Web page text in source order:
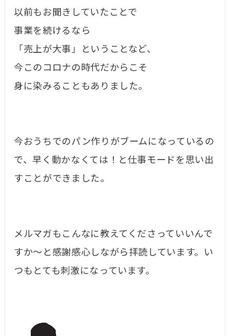
以前もお聞きしていたことで
事業を続けるなら
「売上が大事」ということなど、
今このコロナの時代だからこそ
身に染みることもありました。
今おうちでのパン作りがブームになっているの
で、早く動かなくては！と仕事モードを思い出
すことができました。
メルマガもこんなに教えてくださっていいんで
すか〜と感謝感心しながら拝読しています。い
つもとても刺激になっています。